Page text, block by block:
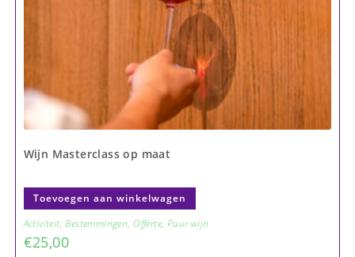
Wijn Masterclass op maat
Toevoegen aan winkelwagen
Activiteit,Bestemmingen, Offerte, Puur wijn
€25,00